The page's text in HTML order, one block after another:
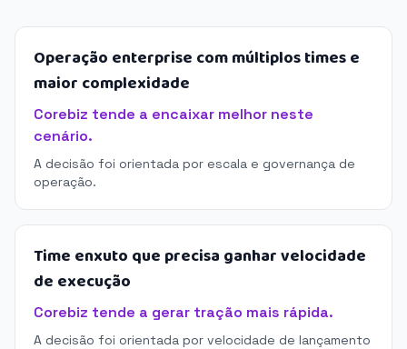
Operação enterprise com múltiplos times e
maior complexidade
Corebiz tende a encaixar melhor neste
cenário.
A decisão foi orientada por escala e governança de
operação.
Time enxuto que precisa ganhar velocidade
de execução
Corebiz tende a gerar tração mais rápida.
A decisão foi orientada por velocidade de lançamento